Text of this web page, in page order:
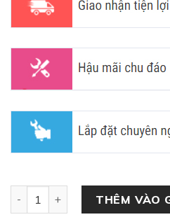
Bàn Trang Điểm Gỗ Công
THÊM VÀO